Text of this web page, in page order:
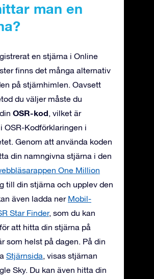
man en
en stjärna i Online
finns det många alternativ
på stjärnhimlen. Oavsett
du väljer måste du
OSR-kod, vilket är
OSR-Kodförklaringen i
Genom att använda koden
din namngivna stjärna i den
One Million
till din stjärna och upplev den
även ladda ner Mobil-
Star Finder, som du kan
att hitta din stjärna på
som helst på dagen. På din
Stjärnsida, visas stjärnan
Sky. Du kan även hitta din